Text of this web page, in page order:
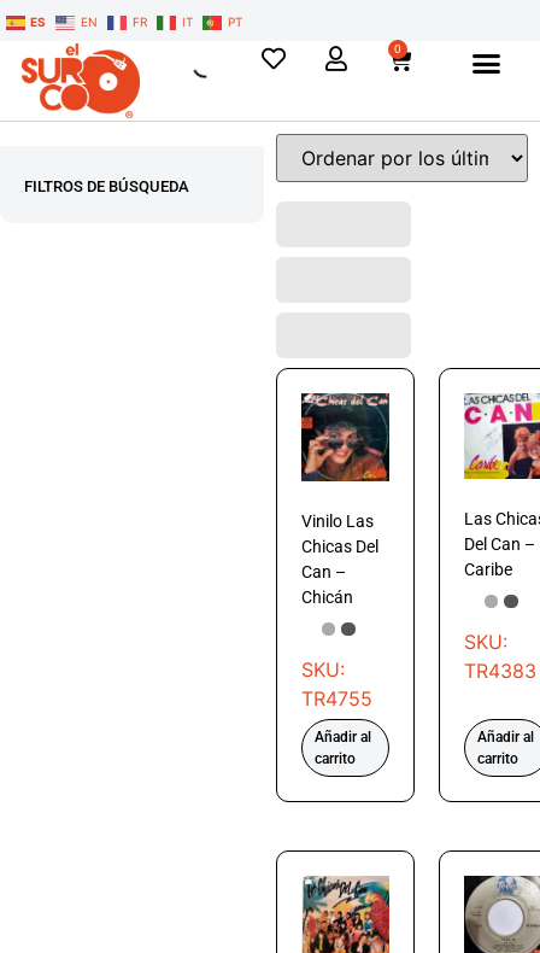
ES EN FR IT PT
0
FILTROS DE BÚSQUEDA
Vinilo Las
Chicas Del
Can –
Chicán
SKU:
TR4755
Añadir al
carrito
Las
Del Can –
Caribe
SKU:
TR4383
Añadir al
carrito